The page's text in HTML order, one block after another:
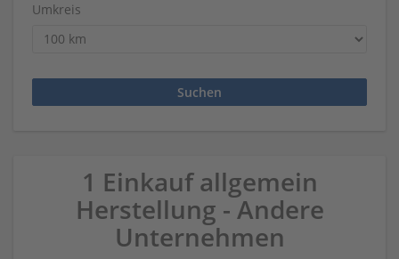
Umkreis
1 Einkauf allgemein
Herstellung - Andere
Unternehmen